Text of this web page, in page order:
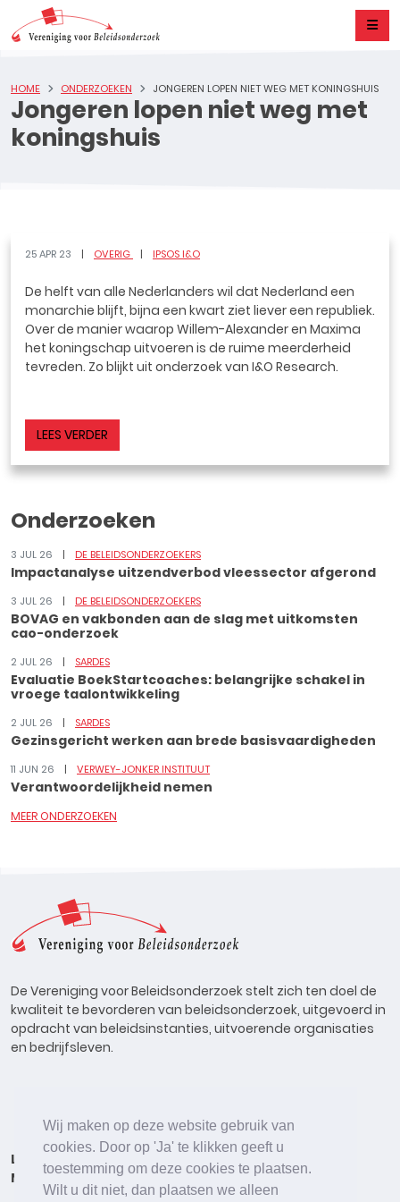
Wij maken op deze website gebruik van
cookies. Door op 'Ja' te klikken geeft u
toestemming om deze cookies te plaatsen.
Wilt u dit niet, dan plaatsen we alleen
Jongeren lopen niet weg met
koningshuis
HOME ONDERZOEKEN JONGEREN LOPEN NIET WEG MET KONINGSHUIS
25 APR 23 OVERIG IPSOS I&O
De helft van alle Nederlanders wil dat Nederland een
monarchie blijft, bijna een kwart ziet liever een republiek.
Over de manier waarop Willem-Alexander en Maxima
het koningschap uitvoeren is de ruime meerderheid
tevreden. Zo blijkt uit onderzoek van I&O Research.
LEES VERDER
Onderzoeken
3 JUL 26 DE BELEIDSONDERZOEKERS
Impactanalyse uitzendverbod vleessector afgerond
3 JUL 26 DE BELEIDSONDERZOEKERS
BOVAG en vakbonden aan de slag met uitkomsten
cao-onderzoek
2 JUL 26 SARDES
Evaluatie BoekStartcoaches: belangrijke schakel in
vroege taalontwikkeling
2 JUL 26 SARDES
Gezinsgericht werken aan brede basisvaardigheden
11 JUN 26 VERWEY-JONKER INSTITUUT
Verantwoordelijkheid nemen
MEER ONDERZOEKEN
De Vereniging voor Beleidsonderzoek stelt zich ten doel de
kwaliteit te bevorderen van beleidsonderzoek, uitgevoerd in
opdracht van beleidsinstanties, uitvoerende organisaties
en bedrijfsleven.
Lid worden Onderzoeken Agenda
Vacatures
Meldpunt Beleidsonderzoek Online